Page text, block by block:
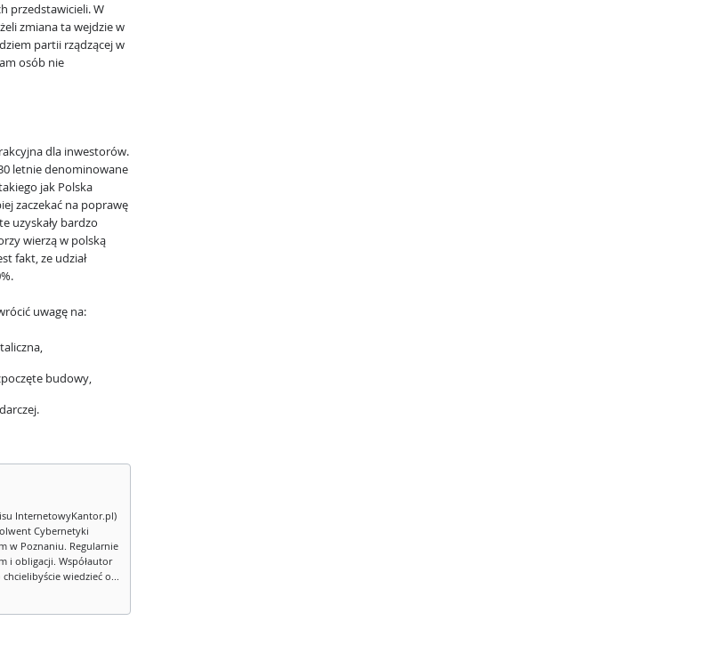
przedstawicieli. W
zmiana ta wejdzie w
partii rządzącej w
osób nie
dla inwestorów.
letnie denominowane
jak Polska
zaczekać na poprawę
uzyskały bardzo
wierzą w polską
fakt, ze udział
uwagę na:
budowy,
InternetowyKantor.pl)
Cybernetyki
w Poznaniu. Regularnie
i obligacji. Współautor
wiedzieć o...